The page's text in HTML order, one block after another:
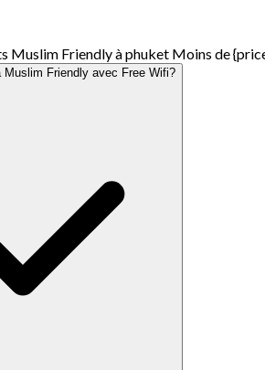
Muslim Friendly à phuket Moins de
Friendly avec Free Wifi?